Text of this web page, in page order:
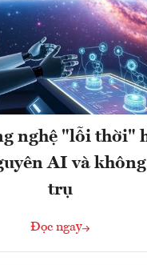
nghệ "lỗi thời"
AI và
trụ
Đọc ngay